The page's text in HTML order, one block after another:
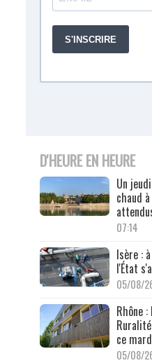
D'HEURE EN HEURE
Un
chaud
07:14
Isère :
l'État
05/08/
Rhône :
ce
05/08/